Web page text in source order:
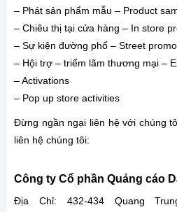
– Phát sản phẩm mẫu – Product
– Chiêu thị tại cửa hàng – In store
– Sự kiện đường phố – Street
– Hội trợ – triểm lãm thương mại –
– Activations
– Pop up store activities
Đừng ngần ngại liên hệ với chúng
liên hệ chúng tôi:
Công ty Cổ phần Quảng cáo
Địa Chỉ: 432-434 Quang